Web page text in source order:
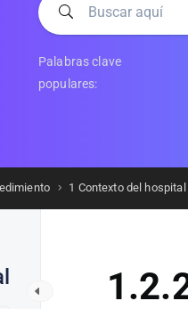
Palabras clave
populares:
1 Contexto del hospital